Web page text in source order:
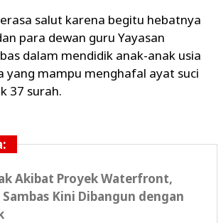
salut karena begitu hebatnya
para dewan guru Yayasan
dalam mendidik anak-anak usia
yang mampu menghafal ayat suci
37 surah.
Akibat Proyek Waterfront,
Kini Dibangun dengan